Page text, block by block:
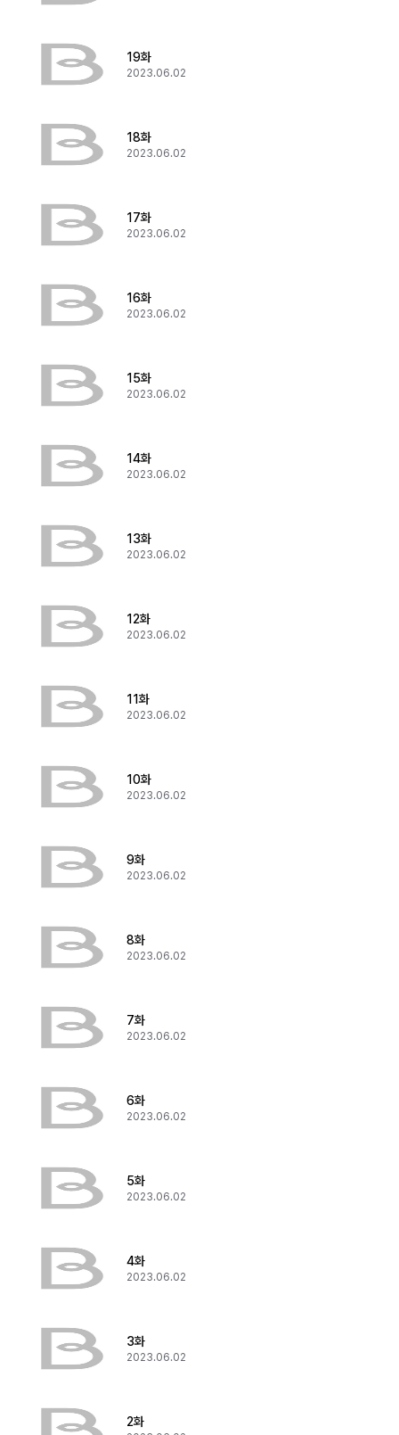
19화
2023.06.02
18화
2023.06.02
17화
2023.06.02
16화
2023.06.02
15화
2023.06.02
14화
2023.06.02
13화
2023.06.02
12화
2023.06.02
11화
2023.06.02
10화
2023.06.02
9화
2023.06.02
8화
2023.06.02
7화
2023.06.02
6화
2023.06.02
5화
2023.06.02
4화
2023.06.02
3화
2023.06.02
2화